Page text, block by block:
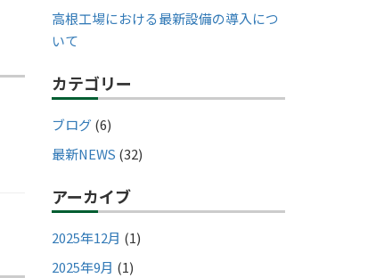
高根工場における最新設備の導入につ
いて
カテゴリー
ブログ (6)
最新NEWS (32)
アーカイブ
2025年12月 (1)
2025年9月 (1)